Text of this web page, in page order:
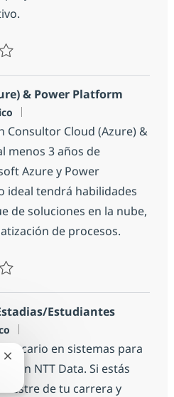
WSO2
& Power Platform
Consultor Cloud (Azure) &
menos 3 años de
Azure y Power
ideal tendrá habilidades
de soluciones en la nube,
de procesos.
Cloud (Azure) & Power
Estudiantes
becario en sistemas para
en NTT Data. Si estás
de tu carrera y
Chatbot-Benachrichtigung